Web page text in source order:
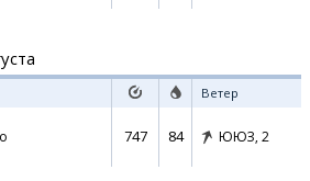
Ветер
747 84 ЮЮЗ, 2